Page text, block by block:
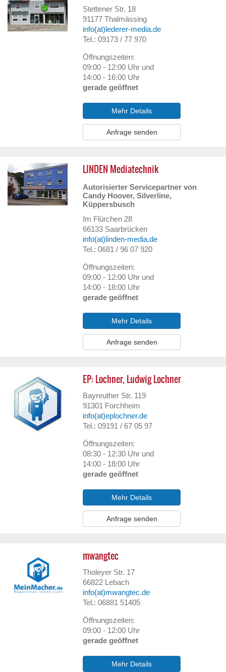
Stettener Str. 18
91177 Thalmässing
info(at)lederer-media.de
Tel.: 09173 / 77 970
Öffnungszeiten:
09:00 - 12:00 Uhr und
14:00 - 16:00 Uhr
gerade geöffnet
Mehr Details
Anfrage senden
LINDEN Mediatechnik
Autorisierter Servicepartner von
Candy Hoover, Silverline,
Küppersbusch
Im Flürchen 28
66133 Saarbrücken
info(at)linden-media.de
Tel.: 0681 / 96 07 920
Öffnungszeiten:
09:00 - 12:00 Uhr und
14:00 - 18:00 Uhr
gerade geöffnet
Mehr Details
Anfrage senden
EP: Lochner, Ludwig Lochner
Bayreuther Str. 119
91301 Forchheim
info(at)eplochner.de
Tel.: 09191 / 67 05 97
Öffnungszeiten:
08:30 - 12:30 Uhr und
14:00 - 18:00 Uhr
gerade geöffnet
Mehr Details
Anfrage senden
mwangtec
Tholeyer Str. 17
66822 Lebach
info(at)mwangtec.de
Tel.: 06881 51405
Öffnungszeiten:
09:00 - 12:00 Uhr
gerade geöffnet
Mehr Details